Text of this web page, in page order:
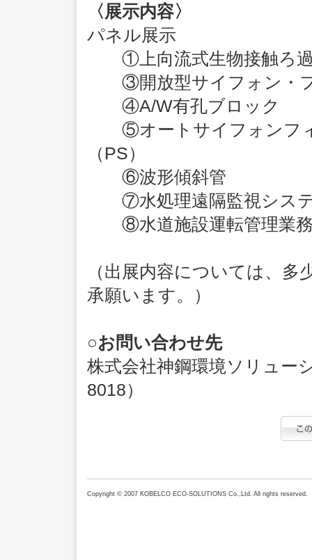
〈展示内容〉
パネル展示
①上向流式生物接触ろ過
③開放型サイフォン・フ
④A/W有孔ブロック
⑤オートサイフォンフィ
（PS）
⑥波形傾斜管
⑦水処理遠隔監視システ
⑧水道施設運転管理業
（出展内容については、
承願います。）
○お問い合わせ先
株式会社神鋼環境ソリュ
8018）
Copyright © 2007 KOBELCO ECO-SOLUTIONS Co.,Ltd. All rights reserved.